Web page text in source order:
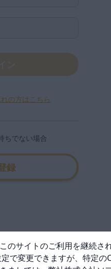
ン
の方はこちら
ちでない場合
録
サイトのご利用を継続
で変更できますが、特定